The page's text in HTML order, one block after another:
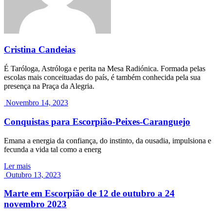
Cristina Candeias
É Taróloga, Astróloga e perita na Mesa Radiónica. Formada pelas
escolas mais conceituadas do país, é também conhecida pela sua
presença na Praça da Alegria.
Novembro 14, 2023
Conquistas para Escorpião-Peixes-Caranguejo
Emana a energia da confiança, do instinto, da ousadia, impulsiona e
fecunda a vida tal como a energ
Ler mais
Outubro 13, 2023
Marte em Escorpião de 12 de outubro a 24
novembro 2023